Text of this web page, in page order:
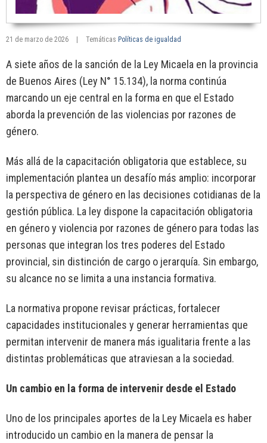
21 de marzo de 2026 Temáticas Políticas de igualdad
A siete años de la sanción de la Ley Micaela en la provincia
de Buenos Aires (Ley N° 15.134), la norma continúa
marcando un eje central en la forma en que el Estado
aborda la prevención de las violencias por razones de
género.
Más allá de la capacitación obligatoria que establece, su
implementación plantea un desafío más amplio: incorporar
la perspectiva de género en las decisiones cotidianas de la
gestión pública. La ley dispone la capacitación obligatoria
en género y violencia por razones de género para todas las
personas que integran los tres poderes del Estado
provincial, sin distinción de cargo o jerarquía. Sin embargo,
su alcance no se limita a una instancia formativa.
La normativa propone revisar prácticas, fortalecer
capacidades institucionales y generar herramientas que
permitan intervenir de manera más igualitaria frente a las
distintas problemáticas que atraviesan a la sociedad.
Un cambio en la forma de intervenir desde el Estado
Uno de los principales aportes de la Ley Micaela es haber
introducido un cambio en la manera de pensar la